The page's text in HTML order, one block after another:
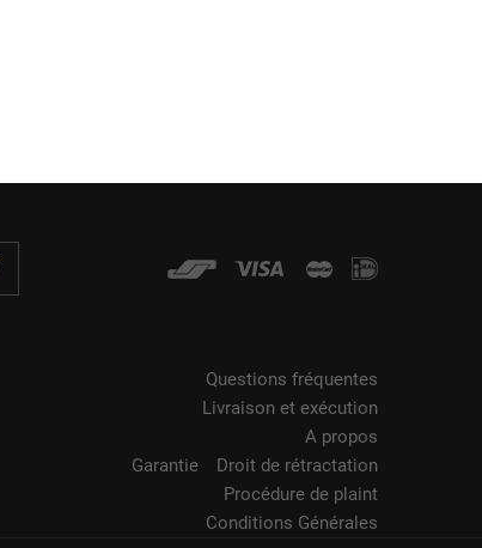
Questions fréquentes
Livraison et exécution
A propos
Garantie
Droit de rétractation
Procédure de plaint
Conditions Générales